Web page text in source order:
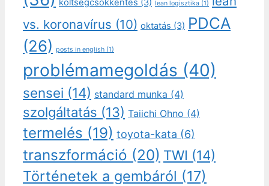
költségcsökkentés (3) lean logisztika (1)
vs. koronavírus (10) oktatás (3) PDCA
(26) posts in english (1)
problémamegoldás (40)
sensei (14) standard munka (4)
szolgáltatás (13) Taiichi Ohno (4)
termelés (19) toyota-kata (6)
transzformáció (20) TWI (14)
Történetek a gembáról (17)